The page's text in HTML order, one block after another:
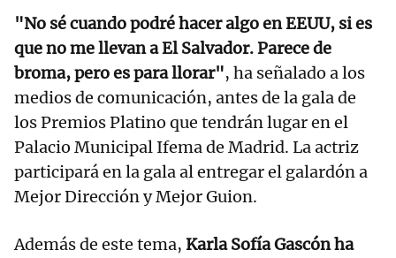
"No sé cuando podré hacer algo en EEUU, si es
que no me llevan a El Salvador. Parece de
broma, pero es para llorar", ha señalado a los
medios de comunicación, antes de la gala de
los Premios Platino que tendrán lugar en el
Palacio Municipal Ifema de Madrid. La actriz
participará en la gala al entregar el galardón a
Mejor Dirección y Mejor Guion.
Además de este tema, Karla Sofía Gascón ha